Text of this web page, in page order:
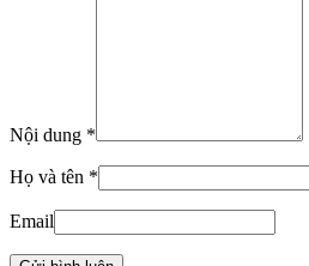
Nội dung *
Họ và tên *
Email